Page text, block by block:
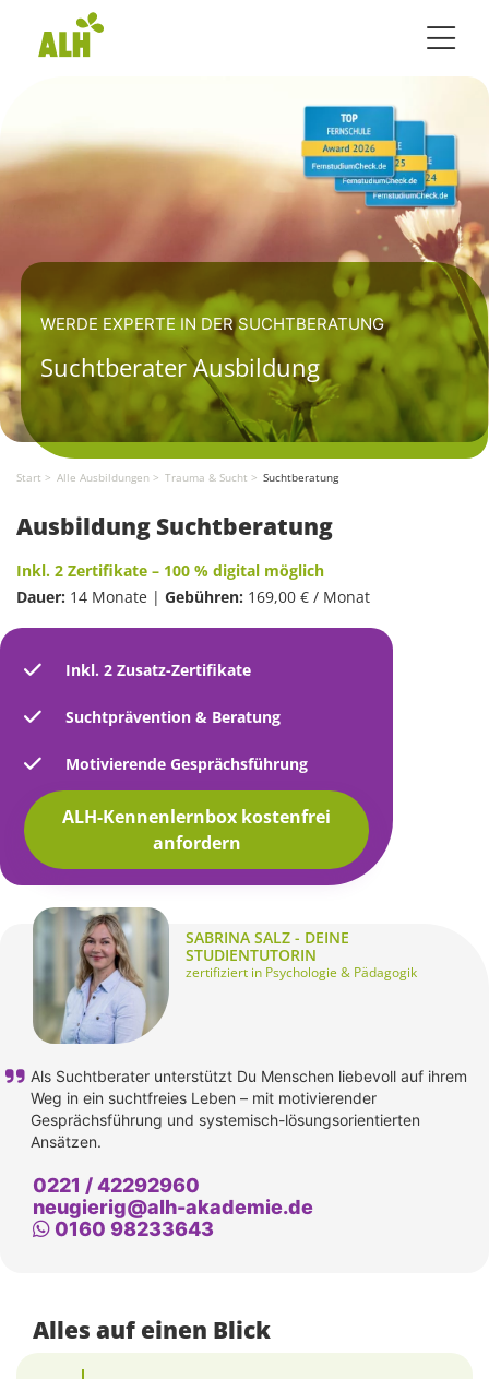
Toggle
WERDE EXPERTE IN DER SUCHTBERATUNG
Suchtberater Ausbildung
Start Alle Ausbildungen Trauma & Sucht Suchtberatung
Ausbildung Suchtberatung
Inkl. 2 Zertifikate – 100 % digital möglich
Dauer: 14 Monate | Gebühren: 169,00 € / Monat
Inkl. 2 Zusatz-Zertifikate
Suchtprävention & Beratung
Motivierende Gesprächsführung
ALH-Kennenlernbox kostenfrei
anfordern
SABRINA SALZ - DEINE
STUDIENTUTORIN
zertifiziert in Psychologie & Pädagogik
Als Suchtberater unterstützt Du Menschen liebevoll auf ihrem
Weg in ein suchtfreies Leben – mit motivierender
Gesprächsführung und systemisch-lösungsorientierten
Ansätzen.
0221 / 42292960
neugierig@alh-akademie.de
Whatsapp
0160 98233643
Alles auf einen Blick